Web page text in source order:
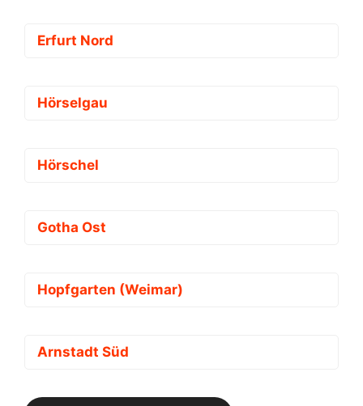
Erfurt Nord
Hörselgau
Hörschel
Gotha Ost
Hopfgarten (Weimar)
Arnstadt Süd